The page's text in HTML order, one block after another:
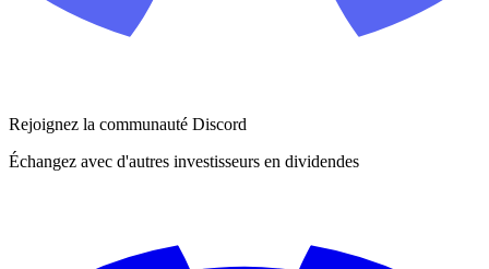
Rejoignez la communauté Discord
Échangez avec d'autres investisseurs en dividendes